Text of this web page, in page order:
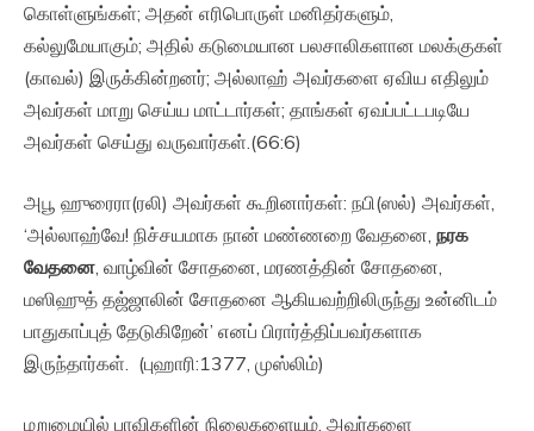
கொள்ளுங்கள்; அதன் எரிபொருள் மனிதர்களும்,
கல்லுமேயாகும்; அதில் கடுமையான பலசாலிகளான மலக்குகள்
(காவல்) இருக்கின்றனர்; அல்லாஹ் அவர்களை ஏவிய எதிலும்
அவர்கள் மாறு செய்ய மாட்டார்கள்; தாங்கள் ஏவப்பட்டபடியே
அவர்கள் செய்து வருவார்கள்.(66:6)
அபூ ஹுரைரா(ரலி) அவர்கள் கூறினார்கள்: நபி(ஸல்) அவர்கள்,
‘அல்லாஹ்வே! நிச்சயமாக நான் மண்ணறை வேதனை, நரக
வேதனை, வாழ்வின் சோதனை, மரணத்தின் சோதனை,
மஸிஹுத் தஜ்ஜாலின் சோதனை ஆகியவற்றிலிருந்து உன்னிடம்
பாதுகாப்புத் தேடுகிறேன்’ எனப் பிரார்த்திப்பவர்களாக
இருந்தார்கள். (புஹாரி:1377, முஸ்லிம்)
மறுமையில் பாவிகளின் நிலைகளையும், அவர்களை